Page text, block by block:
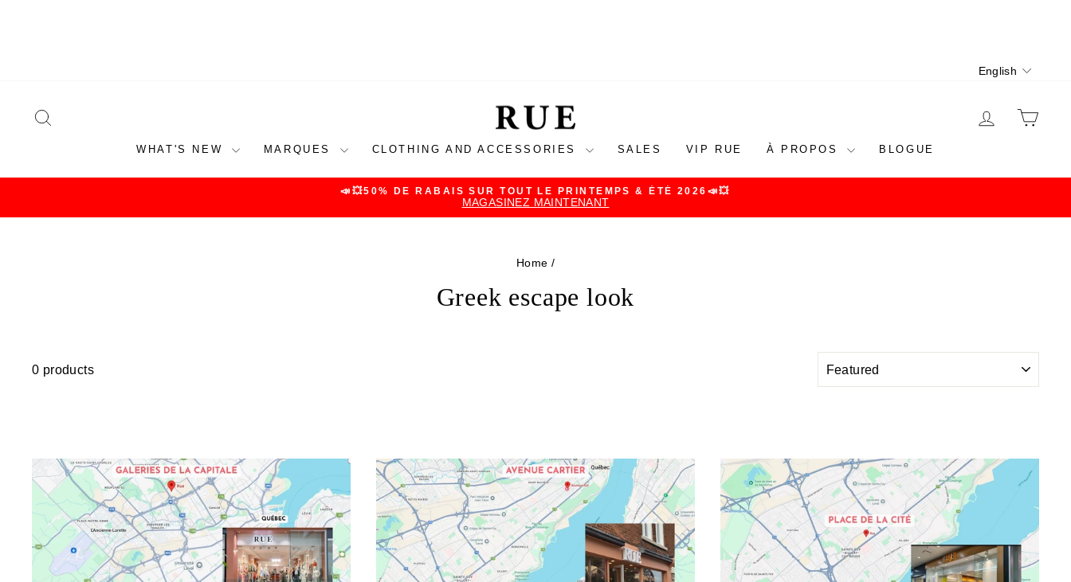
Language
English
LOG IN
WHAT'S NEW MARQUES CLOTHING AND ACCESSORIES SALES VIP RUE À PROPOS BLOGUE
Pause
📣💥50% DE RABAIS SUR TOUT LE PRINTEMPS & ÉTÉ 2026📣💥
MAGASINEZ MAINTENANT
Home /
Greek escape look
0 products